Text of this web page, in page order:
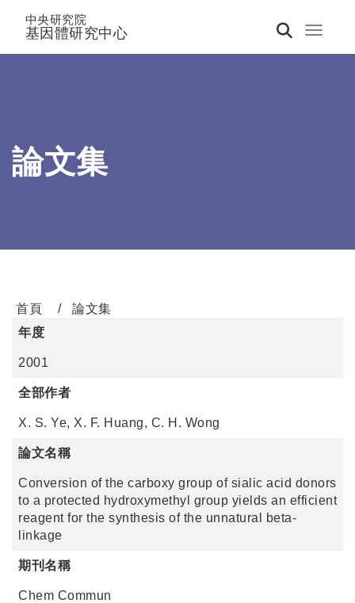
Toggle
中央研究院
基因體研究中心
論文集
首頁
論文集
年度
2001
全部作者
X. S. Ye, X. F. Huang, C. H. Wong
論文名稱
Conversion of the carboxy group of sialic acid donors
to a protected hydroxymethyl group yields an efficient
reagent for the synthesis of the unnatural beta-
linkage
期刊名稱
Chem Commun